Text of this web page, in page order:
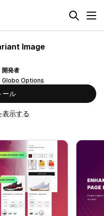
Image
開発者
Globo Options
ール
表示する